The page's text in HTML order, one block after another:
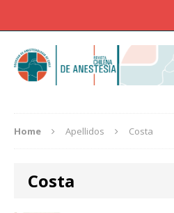
Home Apellidos Costa
Costa